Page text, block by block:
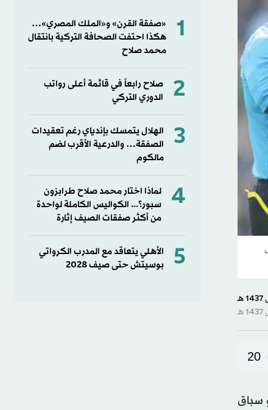
20
سباق
1
«صفقة القرن» و«الملك المصري»…
هكذا احتفت الصحافة التركية بانتقال
محمد صلاح
2
صلاح رابعاً في قائمة أعلى رواتب
الدوري التركي
3
الهلال يتمسك بإندياي رغم تعقيدات
الصفقة… والدرعية الأقرب لضم
مالكوم
4
لماذا اختار محمد صلاح طرابزون
سبور؟... الكواليس الكاملة لواحدة
من أكثر صفقات الصيف إثارة
5
الأهلي يتعاقد مع المدرب الكرواتي
بوسيتش حتى صيف 2028